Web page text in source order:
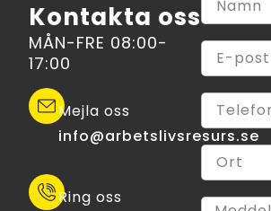
Kontakta oss
MÅN-FRE 08:00-
17:00
Mejla oss
info@arbetslivsresurs.se​
Ring oss